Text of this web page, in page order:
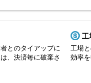
とのタイアップに
、決済毎に破棄さ
工
工場
効率